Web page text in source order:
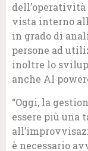
dell’operatività
vista interno
in grado di
persone ad
inoltre lo
anche AI
“Oggi, la
essere più una
è necessario